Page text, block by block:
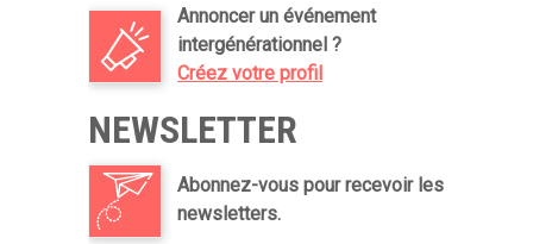
Annoncer un événement
intergénérationnel ?
Créez votre profil
NEWSLETTER
Abonnez-vous pour recevoir les
newsletters.